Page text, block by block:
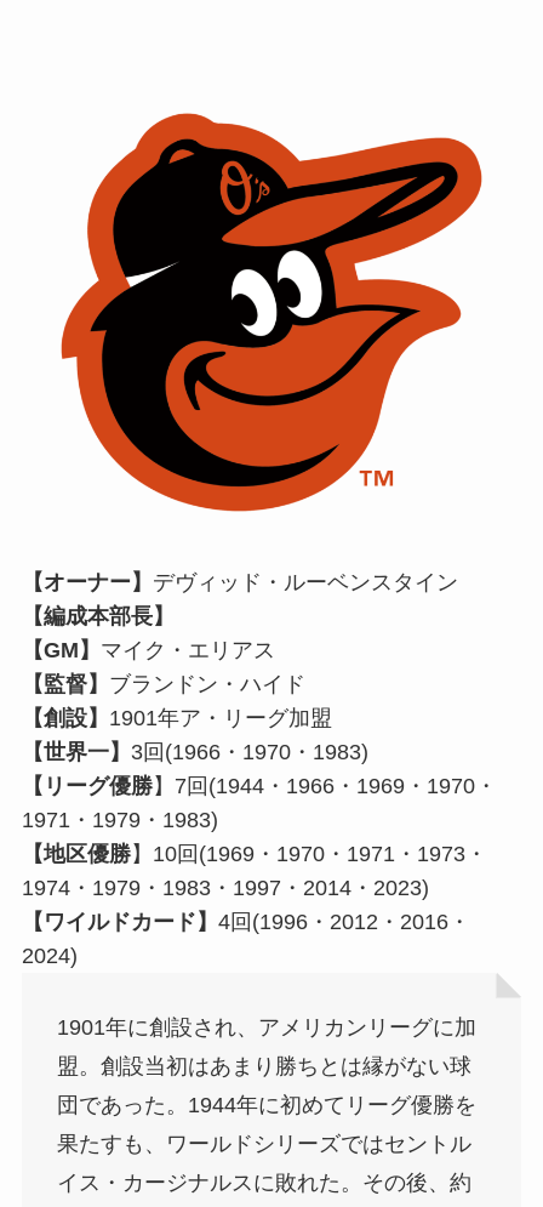
【オーナー】 デヴィッド・ルーベンスタイン
【編成本部長】
【GM】 マイク・エリアス
【監督】 ブランドン・ハイド
【創設】 1901年ア・リーグ加盟
【世界一】 3回(1966・1970・1983)
【リーグ優勝】7回(1944・1966・1969・1970・
1971・1979・1983)
【地区優勝】10回(1969・1970・1971・1973・
1974・1979・1983・1997・2014・2023)
【ワイルドカード】 4回(1996・2012・2016・
2024)
1901年に創設され、アメリカンリーグに加
盟。創設当初はあまり勝ちとは縁がない球
団であった。1944年に初めてリーグ優勝を
果たすも、ワールドシリーズではセントル
イス・カージナルスに敗れた。その後、約